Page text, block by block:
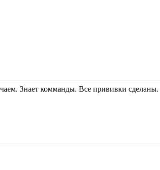
Знает комманды. Все прививки сделаны.